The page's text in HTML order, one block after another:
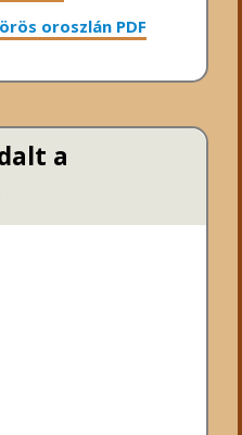
oroszlán PDF
a